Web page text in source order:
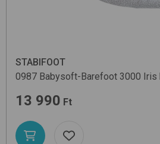
STABIFOOT
0987 Babysoft-Barefoot 3000 Iris
13 990 Ft